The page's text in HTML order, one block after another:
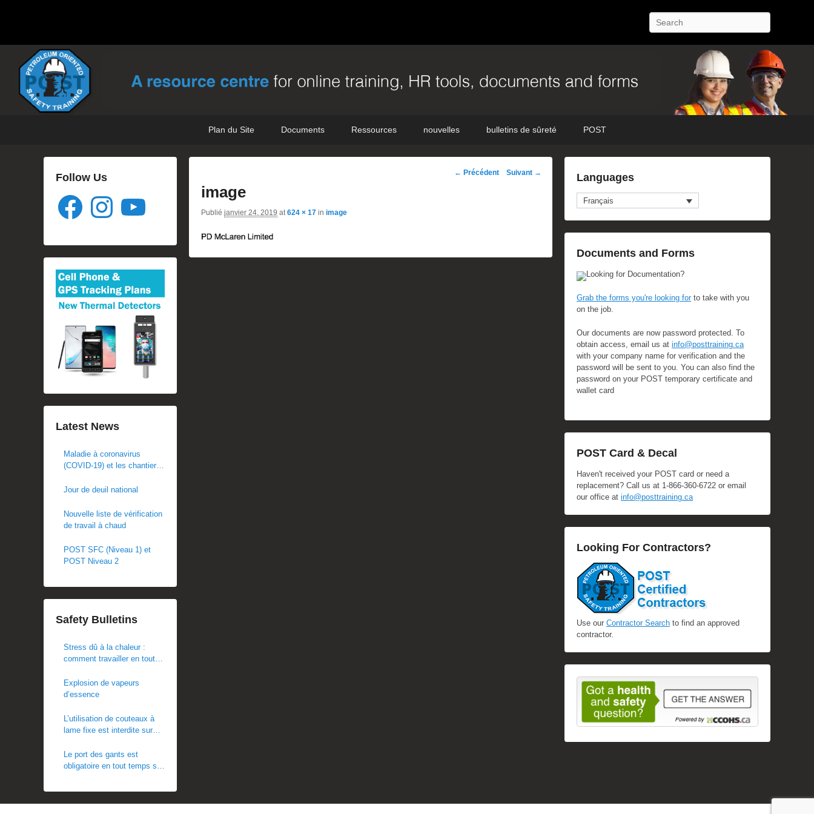
Petroleum Oriented Safety Training
Recherche
Plan du Site Documents Ressources nouvelles bulletins de sûreté POST
Navigation
← Précédent Suivant →
image
Publié janvier 24, 2019 at624 × 17 in image
Languages
Français
Documents and Forms
Looking for Documentation?
Grab the forms you're looking forto take with you
on the job.
Our documents are now password protected. To
obtain access, email us at info@posttraining.ca
with your company name for verification and the
password will be sent to you. You can also find the
password on your POST temporary certificate and
wallet card
POST Card & Decal
Haven't received your POST card or need a
replacement? Call us at 1-866-360-6722 or email
our office at info@posttraining.ca
Looking For Contractors?
Use our Contractor Search to find an approved
contractor.
Follow Us
Facebook Instagram
Latest News
Maladie à coronavirus
(COVID-19) et les chantiers
Jour de deuil national
Nouvelle liste de vérification
de travail à chaud
POST SFC (Niveau 1) et
POST Niveau 2
Safety Bulletins
Stress dû à la chaleur :
comment travailler en toute
Explosion de vapeurs
d’essence
L’utilisation de couteaux à
lame fixe est interdite sur
Le port des gants est
obligatoire en tout temps sur